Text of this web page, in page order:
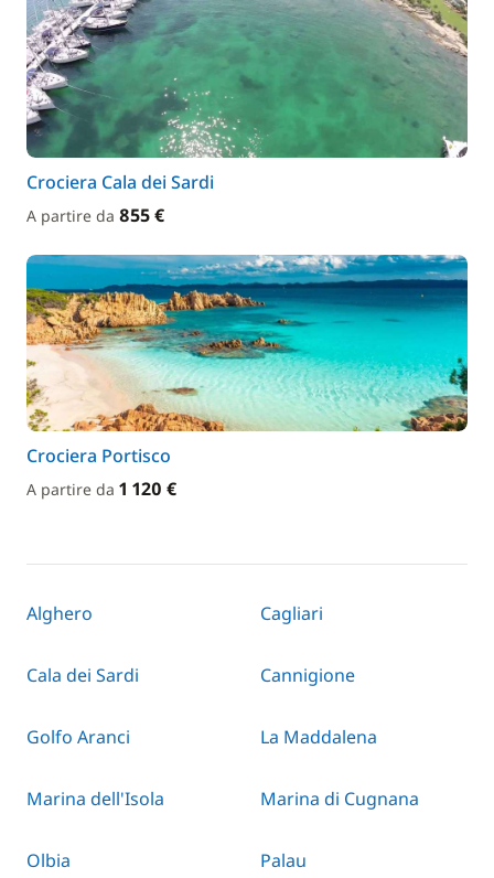
Crociera Cala dei Sardi
A partire da 855 €
Crociera Portisco
A partire da 1 120 €
Alghero Cagliari
Cala dei Sardi Cannigione
Golfo Aranci La Maddalena
Marina dell'Isola Marina di Cugnana
Olbia Palau